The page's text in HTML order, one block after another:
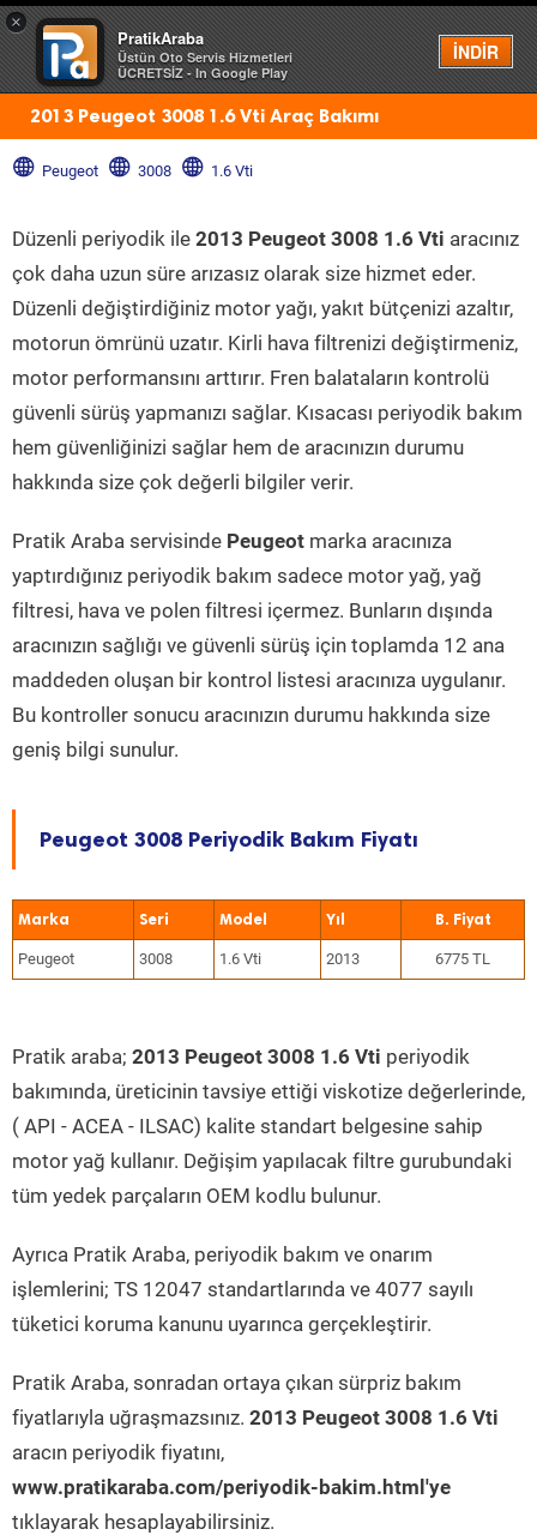
×
PratikAraba
Üstün Oto Servis Hizmetleri
ÜCRETSİZ - In Google Play
İNDİR
Menü
2013 Peugeot 3008 1.6 Vti Araç Bakımı
Peugeot 3008 1.6 Vti
Düzenli periyodik ile 2013 Peugeot 3008 1.6 Vti aracınız
çok daha uzun süre arızasız olarak size hizmet eder.
Düzenli değiştirdiğiniz motor yağı, yakıt bütçenizi azaltır,
motorun ömrünü uzatır. Kirli hava filtrenizi değiştirmeniz,
motor performansını arttırır. Fren balataların kontrolü
güvenli sürüş yapmanızı sağlar. Kısacası periyodik bakım
hem güvenliğinizi sağlar hem de aracınızın durumu
hakkında size çok değerli bilgiler verir.
Pratik Araba servisinde Peugeot marka aracınıza
yaptırdığınız periyodik bakım sadece motor yağ, yağ
filtresi, hava ve polen filtresi içermez. Bunların dışında
aracınızın sağlığı ve güvenli sürüş için toplamda 12 ana
maddeden oluşan bir kontrol listesi aracınıza uygulanır.
Bu kontroller sonucu aracınızın durumu hakkında size
geniş bilgi sunulur.
Peugeot 3008 Periyodik Bakım Fiyatı
Marka Seri Model Yıl
Peugeot 3008 1.6 Vti 2013 6775 TL
Pratik araba; 2013 Peugeot 3008 1.6 Vti periyodik
bakımında, üreticinin tavsiye ettiği viskotize değerlerinde,
( API - ACEA - ILSAC) kalite standart belgesine sahip
motor yağ kullanır. Değişim yapılacak filtre gurubundaki
tüm yedek parçaların OEM kodlu bulunur.
Ayrıca Pratik Araba, periyodik bakım ve onarım
işlemlerini; TS 12047 standartlarında ve 4077 sayılı
tüketici koruma kanunu uyarınca gerçekleştirir.
Pratik Araba, sonradan ortaya çıkan sürpriz bakım
fiyatlarıyla uğraşmazsınız. 2013 Peugeot 3008 1.6 Vti
aracın periyodik fiyatını,
www.pratikaraba.com/periyodik-bakim.html'ye
tıklayarak hesaplayabilirsiniz.